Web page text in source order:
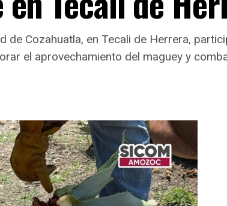
Cozahuatla, en Tecali de Herrera,
el aprovechamiento del maguey y